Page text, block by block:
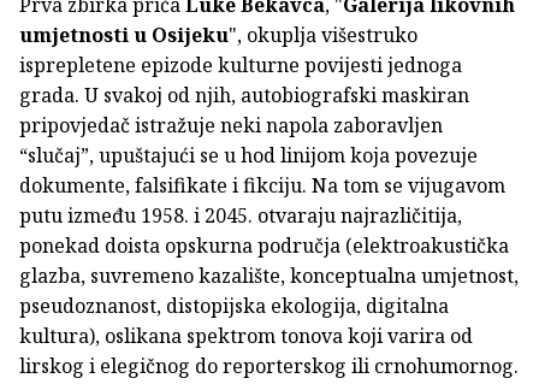
umjetnosti u Osijeku", okuplja višestruko
isprepletene epizode kulturne povijesti jednoga
grada. U svakoj od njih, autobiografski maskiran
pripovjedač istražuje neki napola zaboravljen
“slučaj”, upuštajući se u hod linijom koja povezuje
dokumente, falsifikate i fikciju. Na tom se vijugavom
putu između 1958. i 2045. otvaraju najrazličitija,
ponekad doista opskurna područja (elektroakustička
glazba, suvremeno kazalište, konceptualna umjetnost,
pseudoznanost, distopijska ekologija, digitalna
kultura), oslikana spektrom tonova koji varira od
lirskog i elegičnog do reporterskog ili crnohumornog.